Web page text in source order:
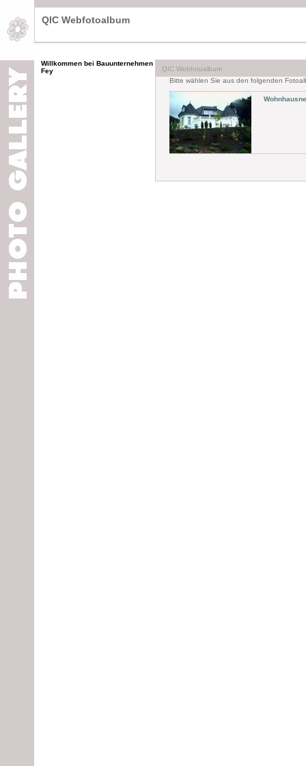
QIC Webfotoalbum
Willkommen bei Bauunternehmen
Fey
QIC Webfotoalbum
Bitte wählen Sie aus den folgenden